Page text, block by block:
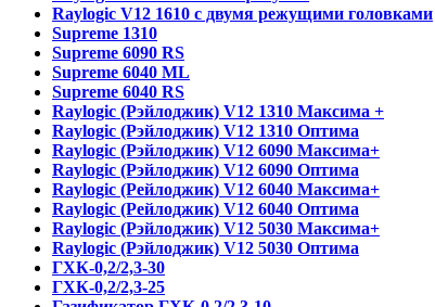
Raylogic V12 1610 с двумя режущими головками
Supreme 1310
Supreme 6090 RS
Supreme 6040 ML
Supreme 6040 RS
Raylogic (Рэйлоджик) V12 1310 Максима +
Raylogic (Рэйлоджик) V12 1310 Оптима
Raylogic (Рэйлоджик) V12 6090 Максима+
Raylogic (Рэйлоджик) V12 6090 Оптима
Raylogic (Рейлоджик) V12 6040 Максима+
Raylogic (Рейлоджик) V12 6040 Оптима
Raylogic (Рэйлоджик) V12 5030 Максима+
Raylogic (Рэйлоджик) V12 5030 Оптима
ГХК-0,2/2,3-30
ГХК-0,2/2,3-25